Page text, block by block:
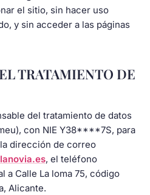
de comunión
para primera
recuerdo
comunión
el sitio, sin hacer uso
y sin acceder a las páginas
TRATAMIENTO DE
del tratamiento de datos
con NIE Y38****7S, para
dirección de correo
, el teléfono
a Calle La loma 75, código
Alicante.